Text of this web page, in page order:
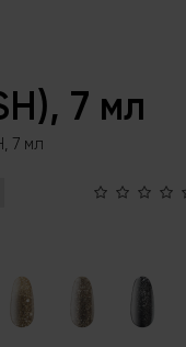
7 мл
7 мл